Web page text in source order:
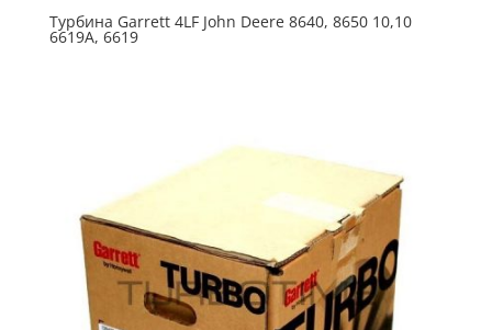
Турбина Garrett 4LF John Deere 8640, 8650 10,10
6619A, 6619